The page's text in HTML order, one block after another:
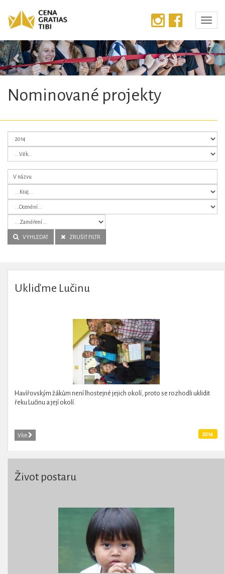
Předchozí
Nominované projekty
VYHLEDAT ZRUŠIT FILTR
Ukliďme Lučinu
Havířovským žákům není lhostejné jejich okolí, proto se rozhodli uklidit
řeku Lučinu a její okolí.
Více 2014
Život postaru